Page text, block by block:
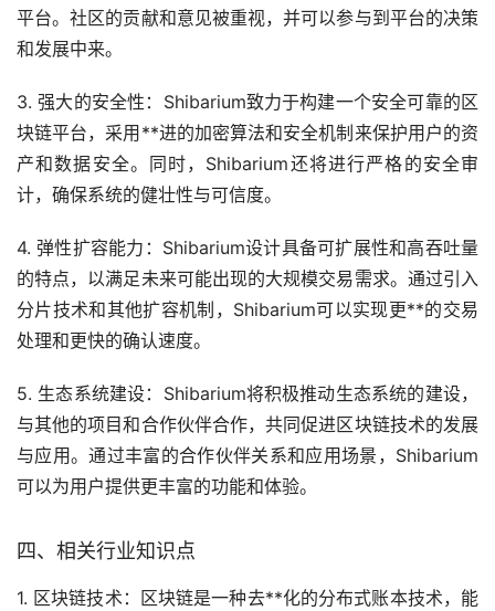
平台。社区的贡献和意见被重视，并可以参与到平台的决策
和发展中来。
3. 强大的安全性：Shibarium致力于构建一个安全可靠的区
块链平台，采用**进的加密算法和安全机制来保护用户的资
产和数据安全。同时，Shibarium还将进行严格的安全审
计，确保系统的健壮性与可信度。
4. 弹性扩容能力：Shibarium设计具备可扩展性和高吞吐量
的特点，以满足未来可能出现的大规模交易需求。通过引入
分片技术和其他扩容机制，Shibarium可以实现更**的交易
处理和更快的确认速度。
5. 生态系统建设：Shibarium将积极推动生态系统的建设，
与其他的项目和合作伙伴合作，共同促进区块链技术的发展
与应用。通过丰富的合作伙伴关系和应用场景，Shibarium
可以为用户提供更丰富的功能和体验。
四、相关行业知识点
1. 区块链技术：区块链是一种去**化的分布式账本技术，能